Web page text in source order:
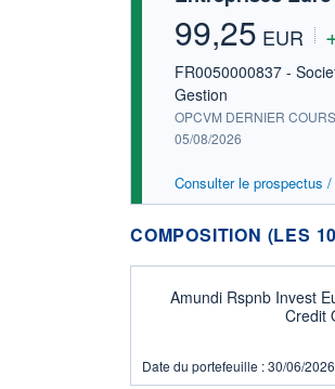
99,25 EUR
FR0050000837 -
Gestion
OPCVM DERNIER
05/08/2026
Consulter le prospectus
COMPOSITION (LES
Amundi Rspnb Invest
Credit
Date du portefeuille : 30/06/2026